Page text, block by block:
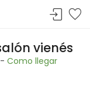
vienés
Como llegar